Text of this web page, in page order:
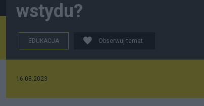
wstydu?
EDUKACJA Obserwuj temat
16.08.2023